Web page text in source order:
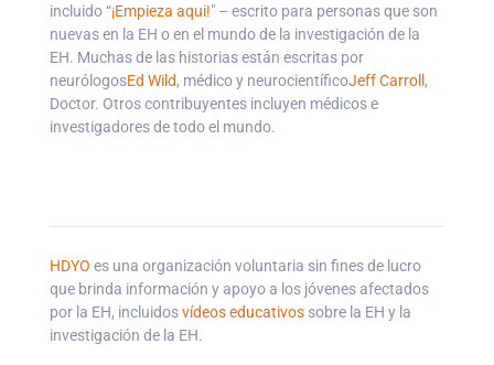
incluido“¡Empieza aqui!" – escrito para personas que son
nuevas en la EH o en el mundo de la investigación de la
EH. Muchas de las historias están escritas por
neurólogosEd Wild, médico y neurocientíficoJeffCarroll,
Doctor. Otros contribuyentes incluyen médicos e
investigadores de todo el mundo.
HDYO es una organización voluntaria sin fines de lucro
que brinda información y apoyo a los jóvenes afectados
por la EH, incluidosvídeos educativos sobre la EH y la
investigación de la EH.